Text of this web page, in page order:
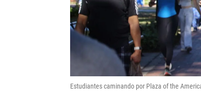
Estudiantes caminando por Plaza of the